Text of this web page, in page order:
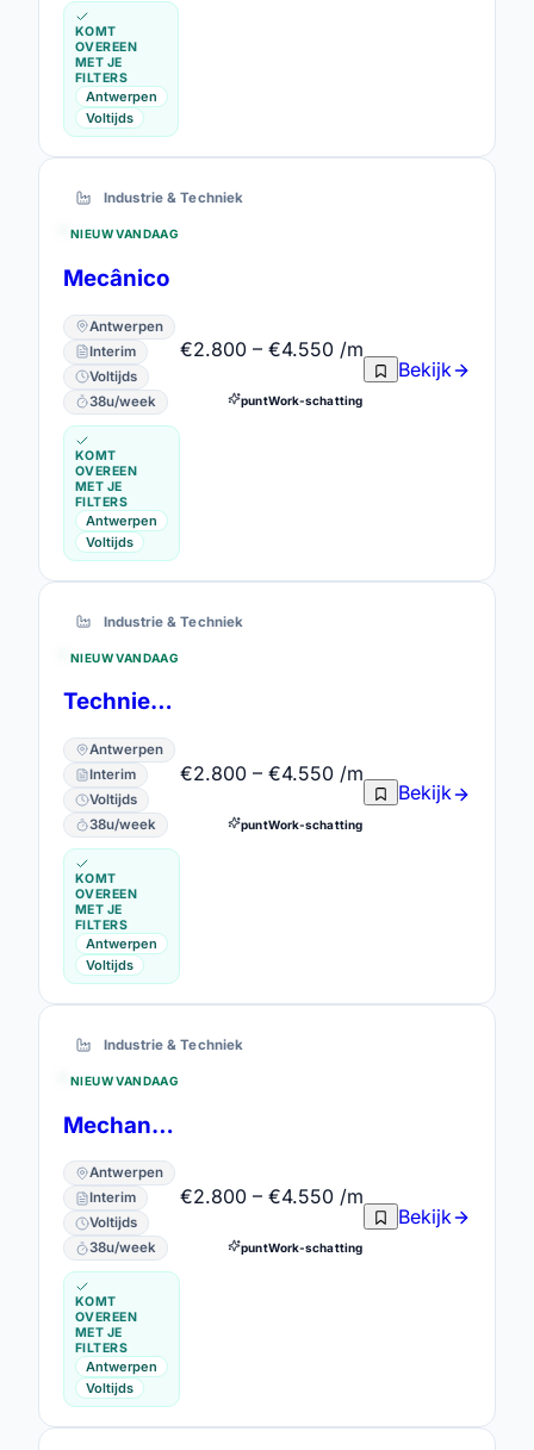
KOMT
OVEREEN
MET JE
FILTERS
Antwerpen
Voltijds
Industrie & Techniek
NIEUW VANDAAG
Mecânico
Antwerpen
Interim
Voltijds
38u/week
KOMT
OVEREEN
MET JE
FILTERS
Antwerpen
Voltijds
€2.800 – €4.550 /m
puntWork-schatting
Bekijk
Industrie & Techniek
NIEUW VANDAAG
Technieker Heftrucks / Haventuigen
Antwerpen
Interim
Voltijds
38u/week
KOMT
OVEREEN
MET JE
FILTERS
Antwerpen
Voltijds
€2.800 – €4.550 /m
puntWork-schatting
Bekijk
Industrie & Techniek
NIEUW VANDAAG
Mechanicien
Antwerpen
Interim
Voltijds
38u/week
KOMT
OVEREEN
MET JE
FILTERS
Antwerpen
Voltijds
€2.800 – €4.550 /m
puntWork-schatting
Bekijk